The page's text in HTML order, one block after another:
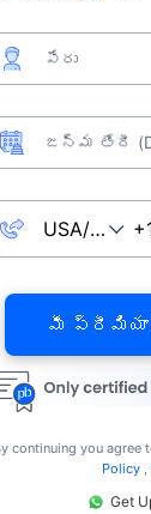
పేరు
జన్మ తేదీ
మీ
continuing you agree
Policy
Get